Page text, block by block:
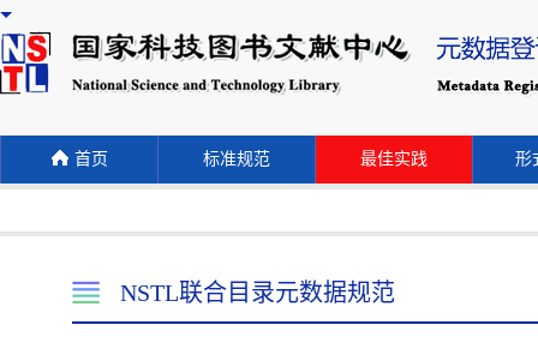
首页 标准规范 最佳实践 形
NSTL联合目录元数据规范